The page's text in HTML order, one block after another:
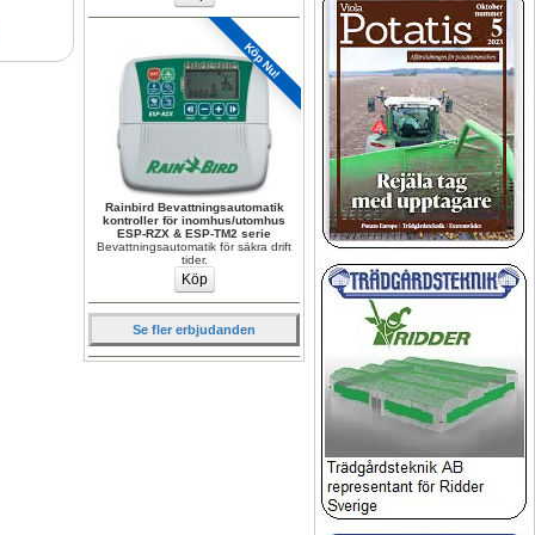
Köp Nu!
Rainbird Bevattningsautomatik
kontroller för inomhus/utomhus
ESP-RZX & ESP-TM2 serie
Bevattningsautomatik för säkra drift
tider.
Se fler erbjudanden